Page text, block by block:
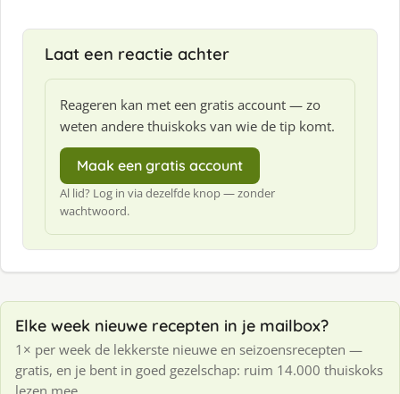
Laat een reactie achter
Reageren kan met een gratis account — zo
weten andere thuiskoks van wie de tip komt.
Maak een gratis account
Al lid? Log in via dezelfde knop — zonder
wachtwoord.
Elke week nieuwe recepten in je mailbox?
1× per week de lekkerste nieuwe en seizoensrecepten —
gratis, en je bent in goed gezelschap: ruim 14.000 thuiskoks